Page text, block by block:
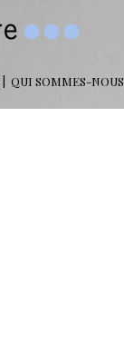
QUI SOMMES-NOUS